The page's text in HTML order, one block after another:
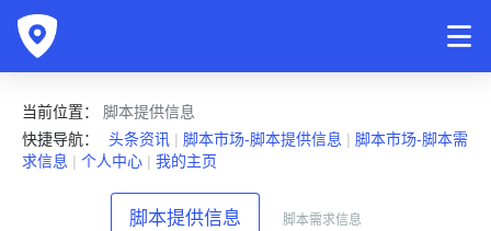
当前位置：
脚本提供信息
快捷导航：
头条资讯 | 脚本市场-脚本提供信息 | 脚本市场-脚本需
求信息 | 个人中心 | 我的主页
脚本提供信息 脚本需求信息